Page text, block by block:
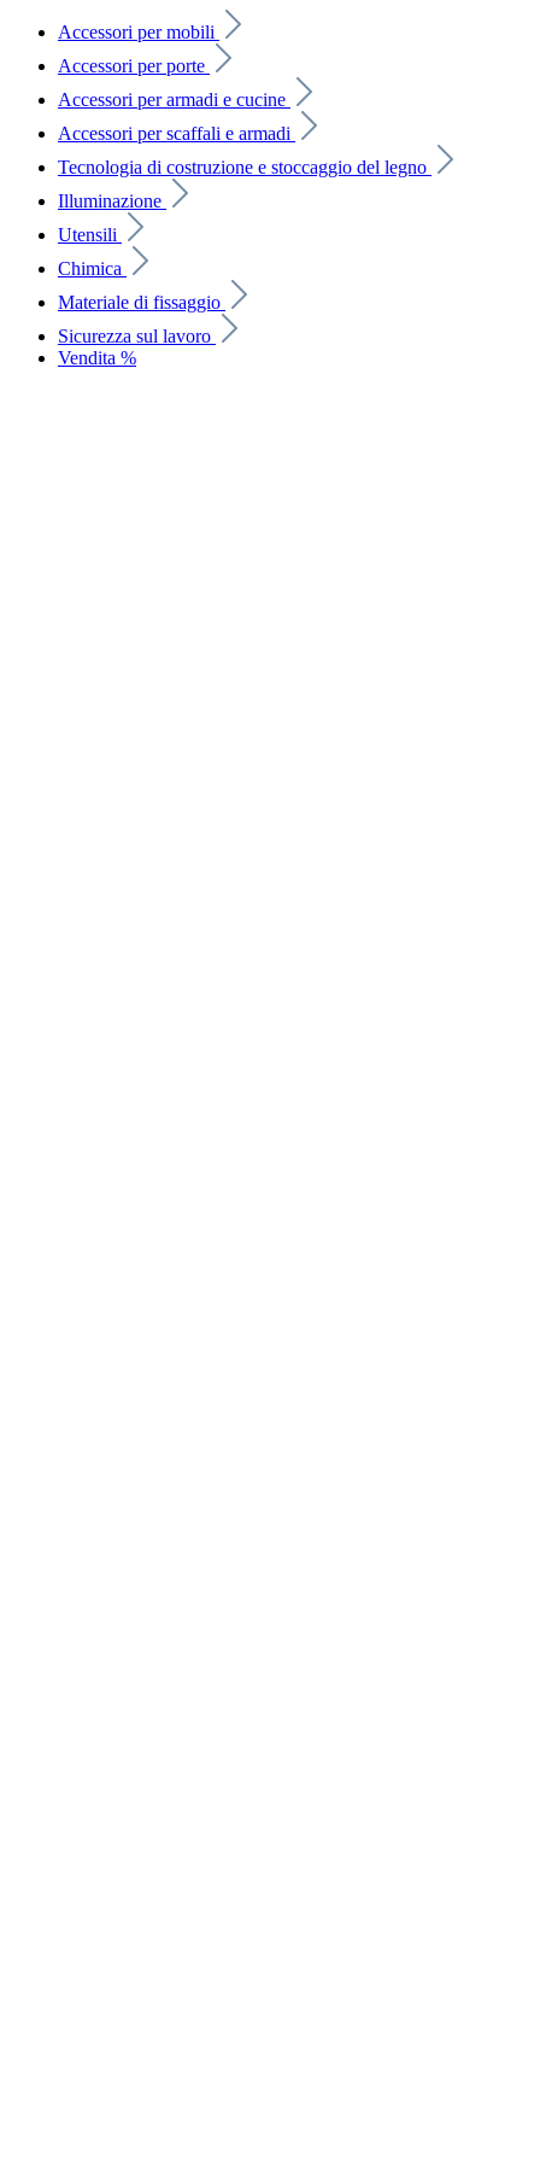
Accessori per mobili
Accessori per porte
Accessori per armadi e cucine
Accessori per scaffali e armadi
Tecnologia di costruzione e stoccaggio del legno
Illuminazione
Utensili
Chimica
Materiale di fissaggio
Sicurezza sul lavoro
Vendita %